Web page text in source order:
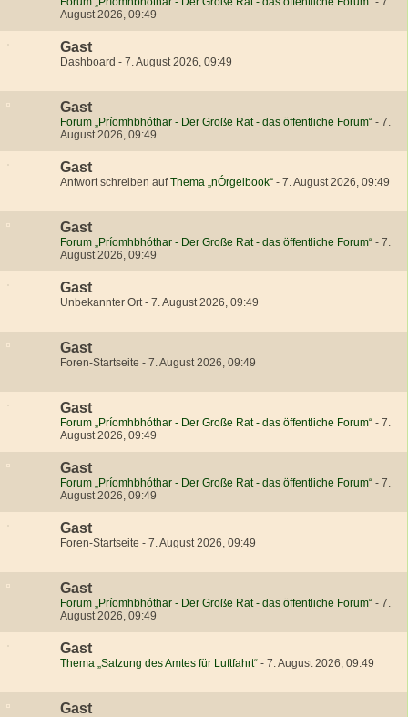
August 2026, 09:49
Gast
Dashboard - 7. August 2026, 09:49
Gast
Forum „Príomhbhóthar - Der Große Rat - das öffentliche Forum“ - 7.
August 2026, 09:49
Gast
Antwort schreiben aufThema „nÓrgelbook“ - 7. August 2026, 09:49
Gast
Forum „Príomhbhóthar - Der Große Rat - das öffentliche Forum“ - 7.
August 2026, 09:49
Gast
Unbekannter Ort - 7. August 2026, 09:49
Gast
Foren-Startseite - 7. August 2026, 09:49
Gast
Forum „Príomhbhóthar - Der Große Rat - das öffentliche Forum“ - 7.
August 2026, 09:49
Gast
Forum „Príomhbhóthar - Der Große Rat - das öffentliche Forum“ - 7.
August 2026, 09:49
Gast
Foren-Startseite - 7. August 2026, 09:49
Gast
Forum „Príomhbhóthar - Der Große Rat - das öffentliche Forum“ - 7.
August 2026, 09:49
Gast
Thema „Satzung des Amtes für Luftfahrt“ - 7. August 2026, 09:49
Gast